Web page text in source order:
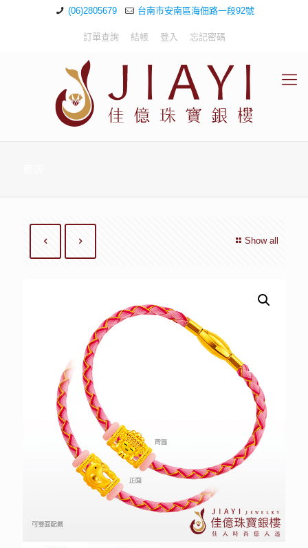
(06)2805679 台南市安南區海佃路一段92號
訂單查詢 結帳 登入 忘記密碼
Show all